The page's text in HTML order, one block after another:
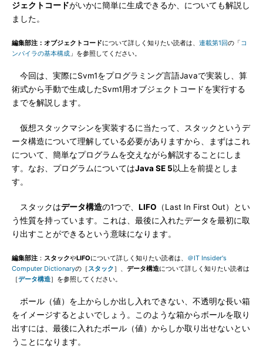
ジェクトコードがいかに簡単に生成できるか、についても解説し
ました。
編集部注：オブジェクトコードについて詳しく知りたい読者は、 連載第1回の「コ
ンパイラの基本構成 」を参照してください。
今回は、実際にSvm1をプログラミング言語Javaで実装し、算
術式から手動で生成したSvm1用オブジェクトコードを実行する
までを解説します。
仮想スタックマシンを実装するに当たって、スタックというデ
ータ構造について理解している必要がありますから、まずはこれ
について、簡単なプログラムを交えながら解説することにしま
す。なお、プログラムについてはJava SE 5以上を前提としま
す。
スタックはデータ構造の1つで、 LIFO （Last In First Out）とい
う性質を持っています。これは、最後に入れたデータを最初に取
り出すことができるという意味になります。
編集部注 ： スタックやLIFOについて詳しく知りたい読者は、 ＠IT Insider's
Computer Dictionaryの［スタック］、 データ構造について詳しく知りたい読者は
［データ構造］を参照してください。
ボール（値）を上からしか出し入れできない、不透明な長い箱
をイメージするとよいでしょう。このような箱からボールを取り
出すには、最後に入れたボール（値）からしか取り出せないとい
うことになります。